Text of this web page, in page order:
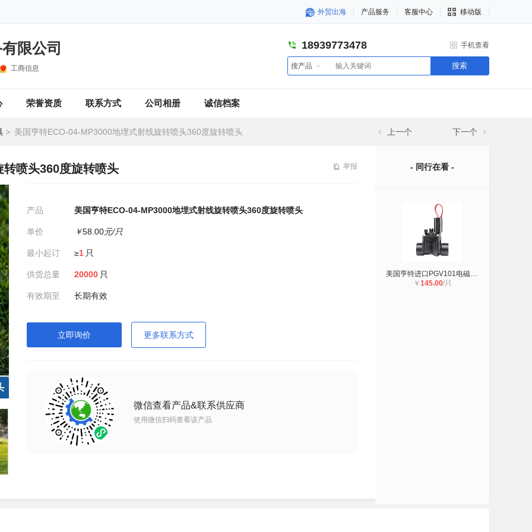
外贸出海 产品服务 客服中心 移动版
限公司
工商信息
18939773478 手机查看
搜产品 搜索
荣誉资质 联系方式 公司相册 诚信档案
> 美国亨特ECO-04-MP3000地埋式射线旋转喷头360度旋转喷头 上一个 下一个
喷头360度旋转喷头 举报
产品 美国亨特ECO-04-MP3000地埋式射线旋转喷头360度旋转喷头
单价 ￥58.00元/只
最小起订 ≥1 只
供货总量 20000 只
有效期至 长期有效
立即询价 更多联系方式
微信查看产品&联系供应商
使用微信扫码查看该产品
- 同行在看 -
美国亨特进口PGV101电磁阀 花园自动
￥ 145.00/只